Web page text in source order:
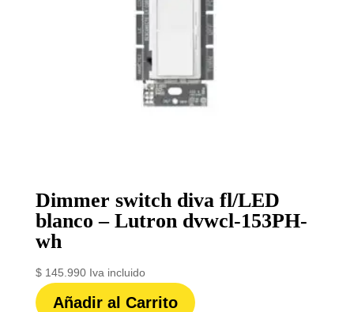
Dimmer switch diva fl/LED
blanco – Lutron dvwcl-153PH-
wh
$145.990 Iva incluido
Añadir al Carrito